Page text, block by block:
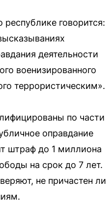
говорится:
деятельности
военизированного
террористическим».
по части
оправдание
штраф до 1 миллиона
на срок до 7 лет.
не причастен ли